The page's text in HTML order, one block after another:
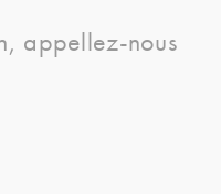
appellez-nous